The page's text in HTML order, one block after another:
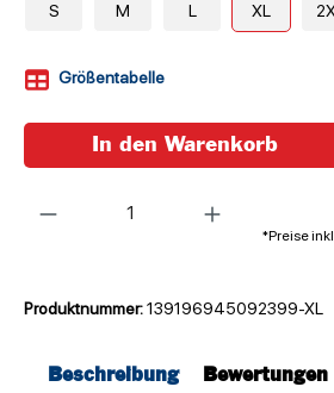
S M L XL
Größentabelle
*Preise
In den Warenkorb
Produktnummer:139196945092399-XL
Beschreibung Bewertungen